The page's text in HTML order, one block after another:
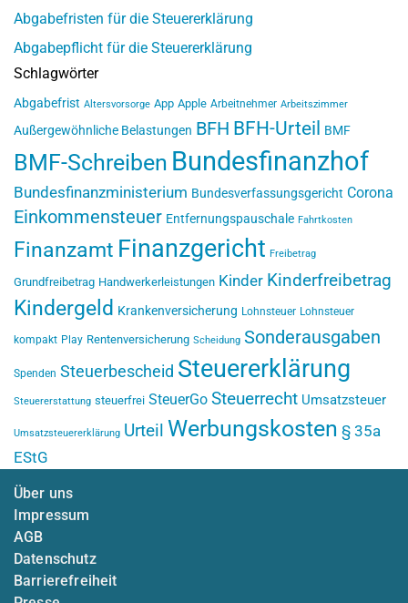
Abgabefristen für die Steuererklärung
Abgabepflicht für die Steuererklärung
Schlagwörter
Abgabefrist Altersvorsorge App Apple Arbeitnehmer Arbeitszimmer
Außergewöhnliche Belastungen BFH BFH-Urteil BMF
BMF-Schreiben Bundesfinanzhof
Bundesfinanzministerium Bundesverfassungsgericht Corona
Einkommensteuer Entfernungspauschale Fahrtkosten
Finanzamt Finanzgericht Freibetrag
Grundfreibetrag Handwerkerleistungen Kinder Kinderfreibetrag
Kindergeld Krankenversicherung Lohnsteuer Lohnsteuer
kompakt Play Rentenversicherung Scheidung Sonderausgaben
Spenden Steuerbescheid Steuererklärung
Steuererstattung steuerfrei SteuerGo Steuerrecht Umsatzsteuer
Umsatzsteuererklärung Urteil Werbungskosten § 35a
EStG
Über uns
Impressum
AGB
Datenschutz
Barrierefreiheit